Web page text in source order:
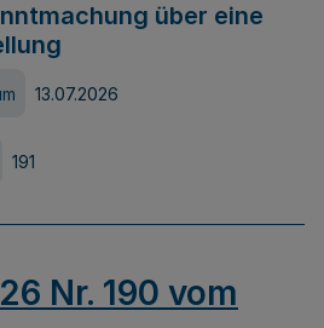
über eine
13.07.2026
191
Nr. 190 vom